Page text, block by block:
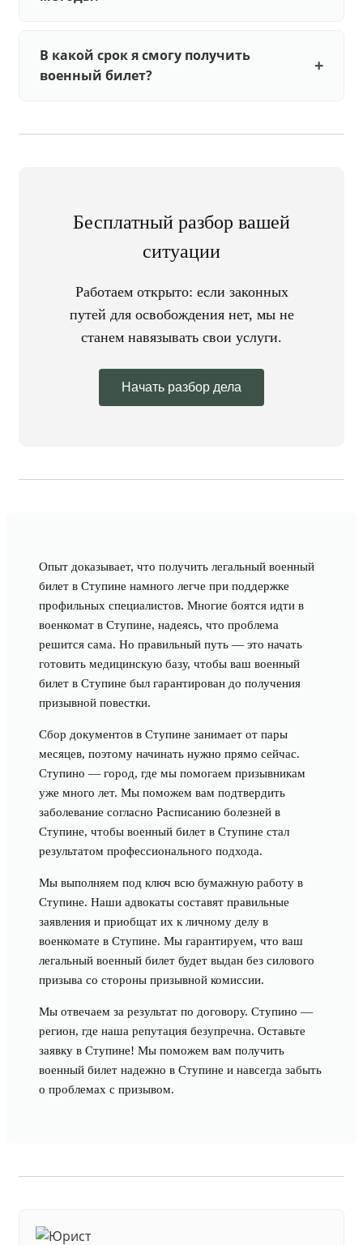
В какой срок я смогу получить
военный билет?
Бесплатный разбор вашей
ситуации
Работаем открыто: если законных
путей для освобождения нет, мы не
станем навязывать свои услуги.
Начать разбор дела
Опыт доказывает, что получить легальный военный
билет в Ступине намного легче при поддержке
профильных специалистов. Многие боятся идти в
военкомат в Ступине, надеясь, что проблема
решится сама. Но правильный путь — это начать
готовить медицинскую базу, чтобы ваш военный
билет в Ступине был гарантирован до получения
призывной повестки.
Сбор документов в Ступине занимает от пары
месяцев, поэтому начинать нужно прямо сейчас.
Ступино — город, где мы помогаем призывникам
уже много лет. Мы поможем вам подтвердить
заболевание согласно Расписанию болезней в
Ступине, чтобы военный билет в Ступине стал
результатом профессионального подхода.
Мы выполняем под ключ всю бумажную работу в
Ступине. Наши адвокаты составят правильные
заявления и приобщат их к личному делу в
военкомате в Ступине. Мы гарантируем, что ваш
легальный военный билет будет выдан без силового
призыва со стороны призывной комиссии.
Мы отвечаем за результат по договору. Ступино —
регион, где наша репутация безупречна. Оставьте
заявку в Ступине! Мы поможем вам получить
военный билет надежно в Ступине и навсегда забыть
о проблемах с призывом.